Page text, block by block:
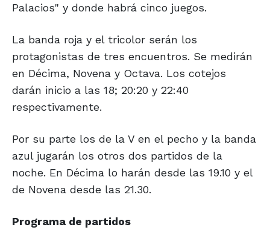
Palacios" y donde habrá cinco juegos.
La banda roja y el tricolor serán los
protagonistas de tres encuentros. Se medirán
en Décima, Novena y Octava. Los cotejos
darán inicio a las 18; 20:20 y 22:40
respectivamente.
Por su parte los de la V en el pecho y la banda
azul jugarán los otros dos partidos de la
noche. En Décima lo harán desde las 19.10 y el
de Novena desde las 21.30.
Programa de partidos